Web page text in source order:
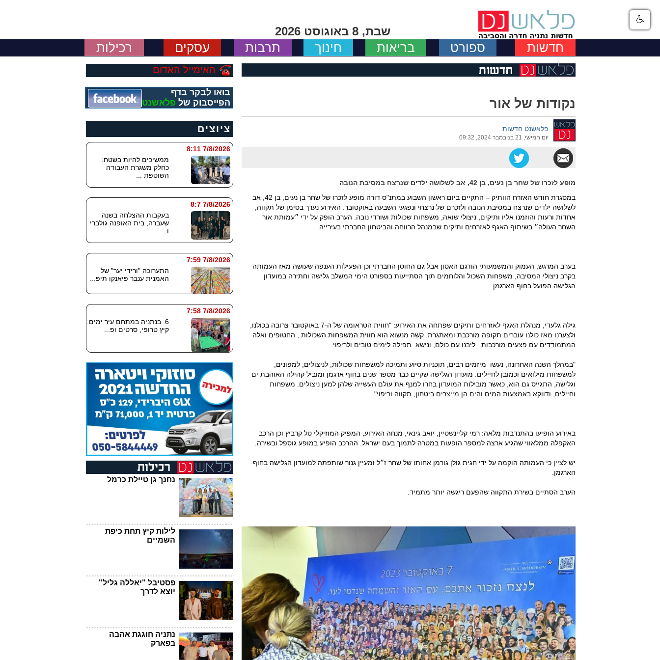
שבת, 8 באוגוסט 2026
חדשות ספורט בריאות חינוך תרבות עסקים רכילות
נקודות של אור
פלאשנט חדשות
יום חמישי, 21 בנובמבר 2024, 09:32
מופע לזכרו של שחר בן נעים, בן 42, אב לשלושה ילדים שנרצח במסיבת הנובה
במסגרת חודש האזרח הוותיק – התקיים ביום ראשון השבוע במתנ"ס דורה מופע לזכרו של שחר בן נעים, בן 42, אב
לשלושה ילדים שנרצח במסיבת הנובה ולזכרם של נרצחי ונפגעי השבעה באוקטובר. האירוע נערך בסימן של תקווה,
אחדות ורעות והוזמנו אליו ותיקים, ניצולי שואה, משפחות שכולות ושורדי נובה. הערב הופק על ידי ״עמותת אור
השחר העולה״ בשיתוף האגף לאזרחים ותיקים שבמנהל הרווחה והביטחון החברתי בעירייה.
בערב המרגש, העמוק והמשמעותי הודגם האסון אבל גם החוסן החברתי וכן הפעילות הענפה שעושה מאז העמותה
בקרב ניצולי המסיבה, משפחות השכול והלוחמים תוך הסתייעות בספורט הימי המשלב גלישה וחתירה במועדון
הגלישה הפועל בחוף הארגמן.
גילה גלעדי, מנהלת האגף לאזרחים ותיקים שפתחה את האירוע: "חווית הטראומה של ה-7 באוקטובר צרובה בכולנו,
ולצערנו מאז כולנו עוברים תקופה מורכבת ומאתגרת. קשה מנשוא הוא חווית המשפחות השכולות , החטופים ואלה
המתמודדים עם פצעים מורכבות. ליבנו עם כולם, ונישא תפילה לימים טובים ולריפוי.
"במהלך השנה האחרונה, נעשו מיזמים רבים, תוכניות סיוע ותמיכה למשפחות שכולות, לניצולים, למפונים,
למשפחות מילואים וכמובן לחיילים. מועדון הגלישה שקיים כבר מספר שנים בחוף ארגמן ומוביל קהילה האוהבת ים
וגלישה, התגייס גם הוא, כאשר מובילות המועדון בחרו למנף את עולם העשייה שלהן למען ניצולים. משפחות
וחיילים, ודווקא באמצעות המים והים הן מייצרים ביטחון, תקווה וריפוי".
באירוע הופיעו בהתנדבות מלאה: רמי קליינשטיין, יואב גינאי, מנחה האירוע, המפיק המוזיקלי טל קרביץ וכן הרכב
האקפלה ממלאווי שהגיע ארצה למספר הופעות במטרה לתמוך בעם ישראל. ההרכב הופיע במופע גוספל ובשירה.
יש לציין כי העמותה הוקמה על ידי חגית גולן גורמן אחותו של שחר ז״ל ומעיין גנור שותפתה למועדון הגלישה בחוף
הארגמן.
הערב הסתיים בשירת התקווה שהפעם ריגשה יותר מתמיד.
האימייל האדום
בואו לבקר בדף
הפייסבוק של פלאשנט
ציוצים
7/8/2026 8:11
ממשיכים להיות בשטח:
כחלק משגרת העבודה
השוטפת ...
7/8/2026 8:7
בעקבות ההצלחה בשנה
שעברה, בית האופנה גולברי
ו...
7/8/2026 7:59
התערוכה "ורידי יער" של
האמנית ענבר פיאנקו תיפ...
7/8/2026 7:58
6. בנתניה במתחם עיר ימים:
קיץ טרופי, סרטים ופ...
נחנך גן טיילת כרמל
לילות קיץ תחת כיפת
השמיים
פסטיבל "יאללה גליל"
יוצא לדרך
נתניה חוגגת אהבה
בפארק